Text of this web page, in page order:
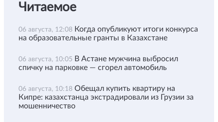
Читаемое
06 августа, 12:08 Когда опубликуют итоги конкурса
на образовательные гранты в Казахстане
06 августа, 10:05 В Астане мужчина выбросил
спичку на парковке — сгорел автомобиль
06 августа, 10:18 Обещал купить квартиру на
Кипре: казахстанца экстрадировали из Грузии за
мошенничество